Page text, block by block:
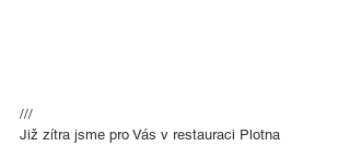
///
Již zítra jsme pro Vás v restauraci Plotna